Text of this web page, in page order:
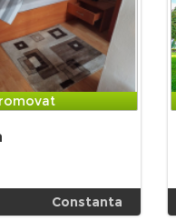
Constanta